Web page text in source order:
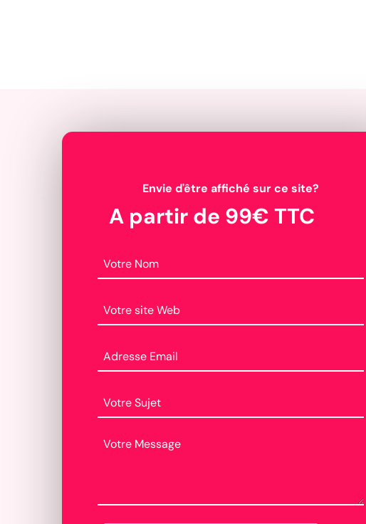
Envie d'être affiché sur ce site?
A partir de 99€ TTC